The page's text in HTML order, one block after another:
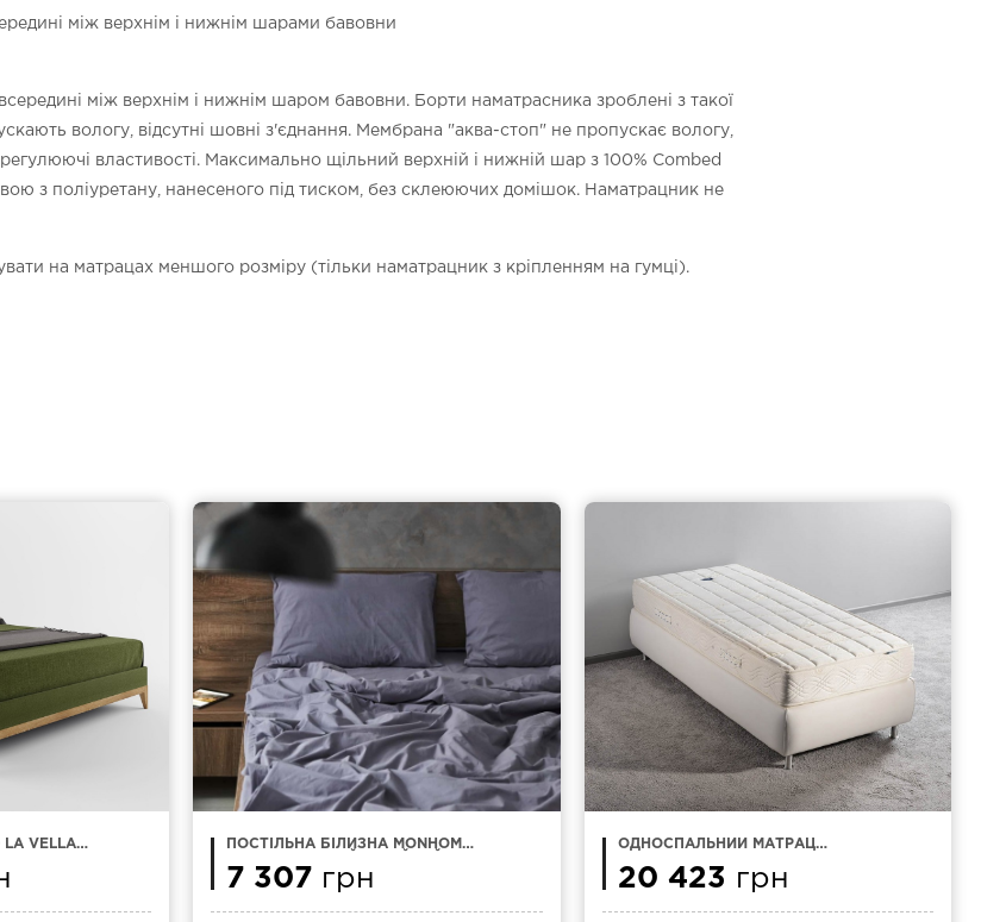
між верхнім і нижнім шарами бавовни
між верхнім і нижнім шаром бавовни. Борти наматрасника зроблені з такої
вологу, відсутні шовні з'єднання. Мембрана "аква-стоп" не пропускає вологу,
властивості. Максимально щільний верхній і нижній шар з 100% Combed
з поліуретану, нанесеного під тиском, без склеюючих домішок. Наматрацник не
на матрацах меншого розміру (тільки наматрацник з кріпленням на гумці).
VELLA
ПОСТІЛЬНА БІЛИЗНА MONHOME
7 307 грн
ОДНОСПАЛЬНИЙ МАТРАЦ
COMFORT
20 423 грн